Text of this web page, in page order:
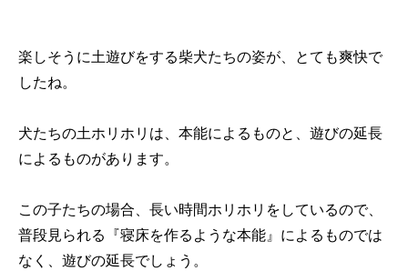
楽しそうに土遊びをする柴犬たちの姿が、とても爽快で
したね。
犬たちの土ホリホリは、本能によるものと、遊びの延長
によるものがあります。
この子たちの場合、長い時間ホリホリをしているので、
普段見られる『寝床を作るような本能』によるものでは
なく、遊びの延長でしょう。